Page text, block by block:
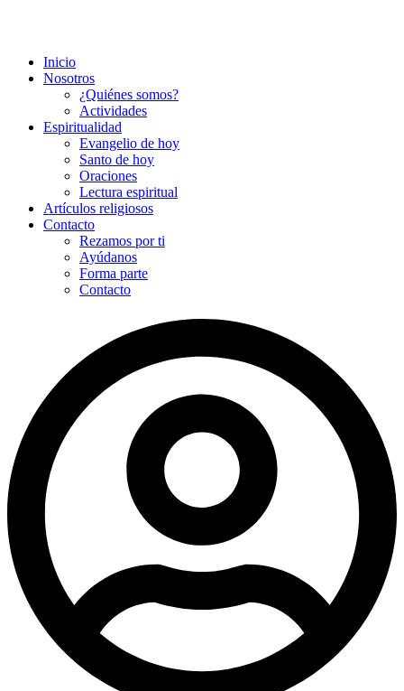
Inicio
Nosotros
¿Quiénes somos?
Actividades
Espiritualidad
Evangelio de hoy
Santo de hoy
Oraciones
Lectura espiritual
Artículos religiosos
Contacto
Rezamos por ti
Ayúdanos
Forma parte
Contacto